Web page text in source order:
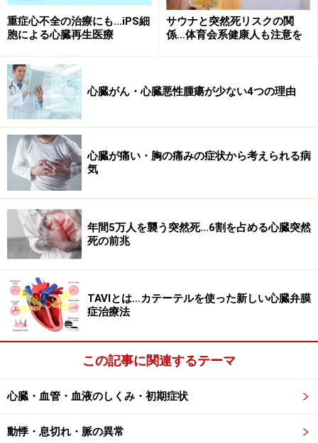
ューヒュー・ゼイゼイします)が発生、体を起こして座る
と少し軽くなるのは起座呼吸（きざこきゅう）と言って
それがさらに悪化すれば強い呼吸困難、はあはあと速い
呼吸、青白い顔色、冷や汗、不安感などが起こり、喘息
のような症状も強くなります。そのままでは危険な状態
です。
右心不全の症状
右心不全では足がむくんだりお腹が張ったりします。図のよ
うに足を指でしばし押さえて離すと窪みができる場合は要注
意
右心不全のときには水が貯まって足が腫れたりお腹が張
ったりします。足を低くしていれば足が腫れやすくなり
ます。肝臓や胃腸に水が貯まって腫れてくると食欲が落
ち吐き気なども起こります。筋肉や脂肪は落ち、次第に
重症心不全の治療にも…iPS細
胞による心臓再生医療
サウナと突然死リスクの関
係…体育会系健康人も注意を
心臓がん・心臓悪性腫瘍が少ない4つの理由
心臓が痛い・胸の痛みの症状から考えられる病
気
年間5万人を襲う突然死…6割を占める心臓突然
死の前兆
TAVIとは…カテーテルを使った新しい心臓弁膜
症治療法
この記事に関連するテーマ
心臓・血管・血液のしくみ・初期症状
動悸・息切れ・脈の異常